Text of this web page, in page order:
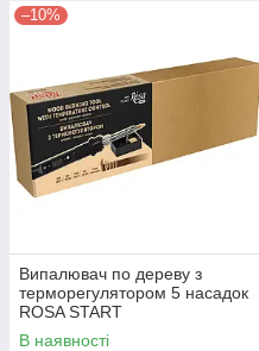
–10%
Випалювач по дереву з
терморегулятором 5 насадок
ROSA START
В наявності